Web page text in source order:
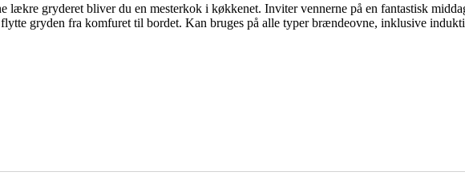
lækre gryderet bliver du en mesterkok i køkkenet. Inviter vennerne på en fantastisk
gryden fra komfuret til bordet. Kan bruges på alle typer brændeovne, inklusive